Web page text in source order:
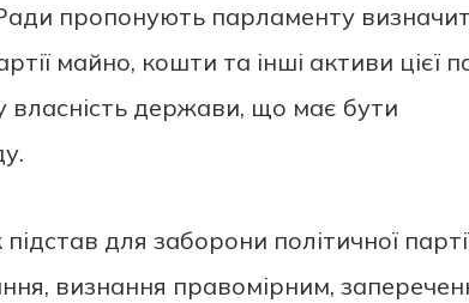
пропонують парламенту
майно, кошти та інші активи цієї
власність держави, що має бути
для заборони політичної
визнання правомірним,